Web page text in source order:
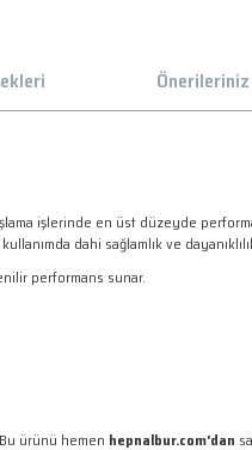
Önerileriniz
işlerinde en üst düzeyde
dahi sağlamlık ve
performans sunar.
ürünü hemen hepnalbur.com'dan